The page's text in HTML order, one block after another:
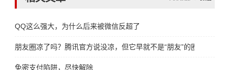
QQ这么强大，为什么后来被微信反超了
朋友圈凉了吗？腾讯官方说没凉，但它早就不是“朋友”的圈了
免密支付陷阱，尽快解除